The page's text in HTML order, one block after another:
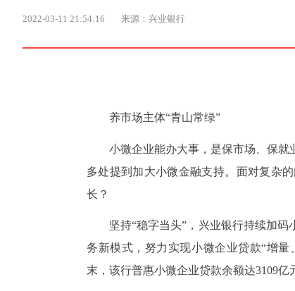
2022-03-11 21:54:16 来源：兴业银行
养市场主体“青山常绿”
小微企业能办大事，是保市场、保
多处提到加大小微金融支持。面对复杂
长？
坚持“稳字当头”，兴业银行持续加
务新模式，努力实现小微企业贷款“增量
末，该行普惠小微企业贷款余额达3109亿